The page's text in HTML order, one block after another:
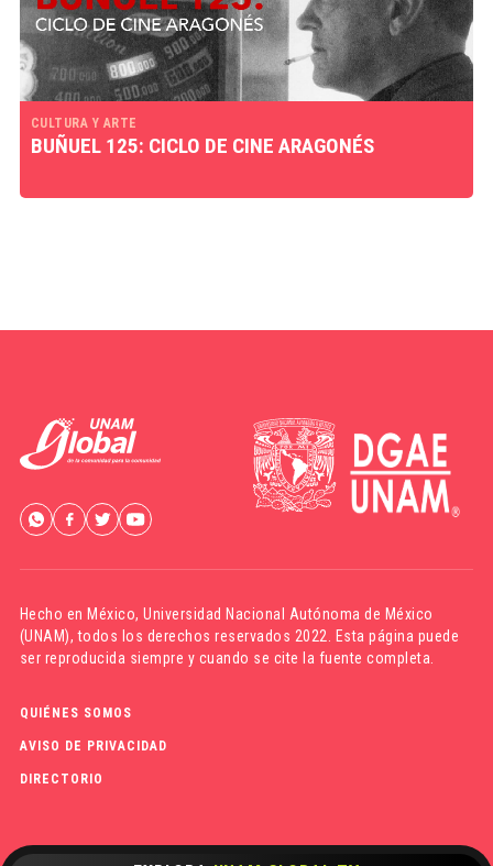
CULTURA Y ARTE
BUÑUEL 125: CICLO DE CINE ARAGONÉS
Hecho en México,Universidad Nacional Autónoma de México
(UNAM), todos los derechos reservados 2022. Esta página puede
ser reproducida siempre y cuando se cite la fuente completa.
QUIÉNES SOMOS
AVISO DE PRIVACIDAD
DIRECTORIO